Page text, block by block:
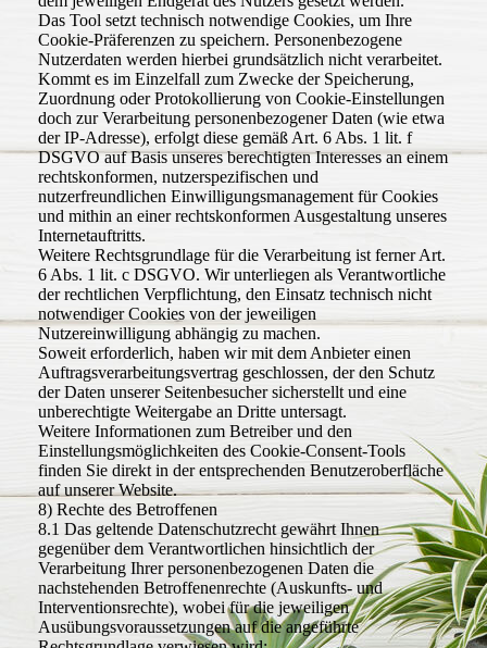
Das Tool setzt technisch notwendige Cookies, um Ihre
Cookie-Präferenzen zu speichern. Personenbezogene
Nutzerdaten werden hierbei grundsätzlich nicht verarbeitet.
Kommt es im Einzelfall zum Zwecke der Speicherung,
Zuordnung oder Protokollierung von Cookie-Einstellungen
doch zur Verarbeitung personenbezogener Daten (wie etwa
der IP-Adresse), erfolgt diese gemäß Art. 6 Abs. 1 lit. f
DSGVO auf Basis unseres berechtigten Interesses an einem
rechtskonformen, nutzerspezifischen und
nutzerfreundlichen Einwilligungsmanagement für Cookies
und mithin an einer rechtskonformen Ausgestaltung unseres
Internetauftritts.
Weitere Rechtsgrundlage für die Verarbeitung ist ferner Art.
6 Abs. 1 lit. c DSGVO. Wir unterliegen als Verantwortliche
der rechtlichen Verpflichtung, den Einsatz technisch nicht
notwendiger Cookies von der jeweiligen
Nutzereinwilligung abhängig zu machen.
Soweit erforderlich, haben wir mit dem Anbieter einen
Auftragsverarbeitungsvertrag geschlossen, der den Schutz
der Daten unserer Seitenbesucher sicherstellt und eine
unberechtigte Weitergabe an Dritte untersagt.
Weitere Informationen zum Betreiber und den
Einstellungsmöglichkeiten des Cookie-Consent-Tools
finden Sie direkt in der entsprechenden Benutzeroberfläche
auf unserer Website.
8) Rechte des Betroffenen
8.1 Das geltende Datenschutzrecht gewährt Ihnen
gegenüber dem Verantwortlichen hinsichtlich der
Verarbeitung Ihrer personenbezogenen Daten die
nachstehenden Betroffenenrechte (Auskunfts- und
Interventionsrechte), wobei für die jeweiligen
Ausübungsvoraussetzungen auf die angeführte